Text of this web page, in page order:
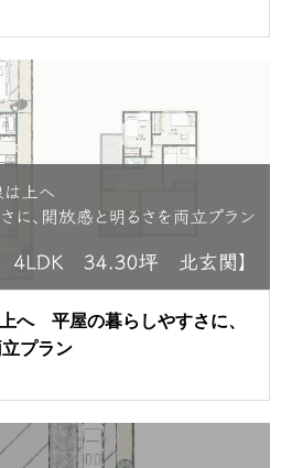
へ 平屋の暮らしやすさに、
プラン